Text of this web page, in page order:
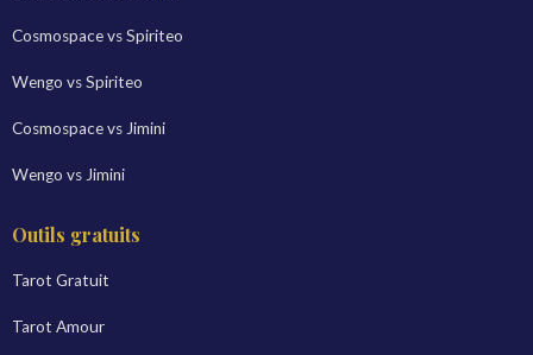
Cosmospace vs Spiriteo
Wengo vs Spiriteo
Cosmospace vs Jimini
Wengo vs Jimini
Outils gratuits
Tarot Gratuit
Tarot Amour